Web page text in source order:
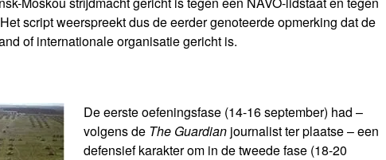
script weerspreekt dus de eerder genoteerde opmerking dat de
of internationale organisatie gericht is.
De eerste oefeningsfase (14-16 september) had –
volgens de The Guardian journalist ter plaatse – een
defensief karakter om in de tweede fase (18-20